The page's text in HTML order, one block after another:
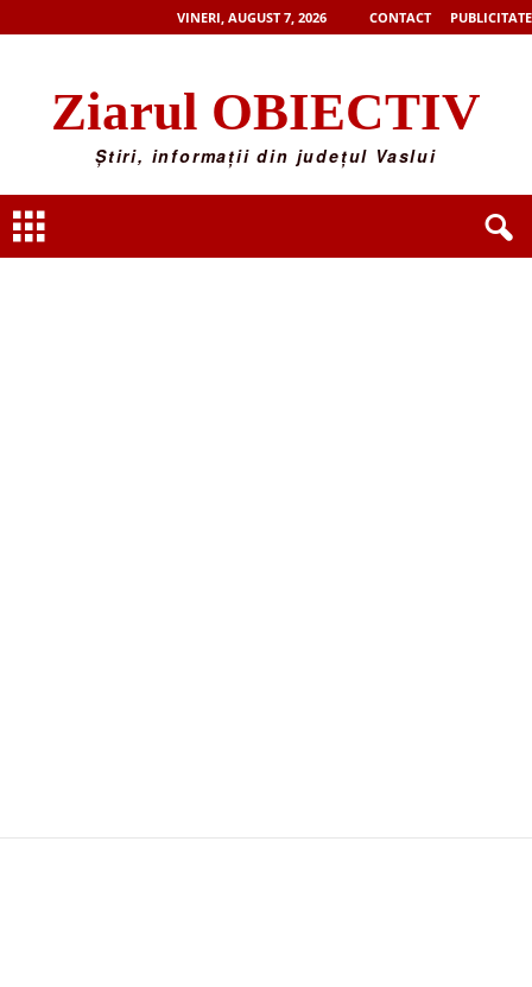
VINERI, AUGUST 7, 2026 CONTACT PUBLICITATE
Ziarul OBIECTIV
Știri, informații din județul Vaslui